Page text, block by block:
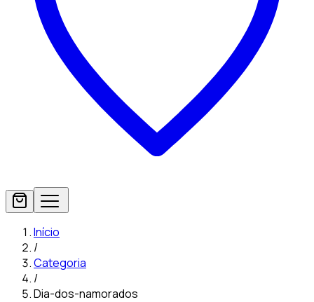
Início
/
Categoria
/
Dia-dos-namorados